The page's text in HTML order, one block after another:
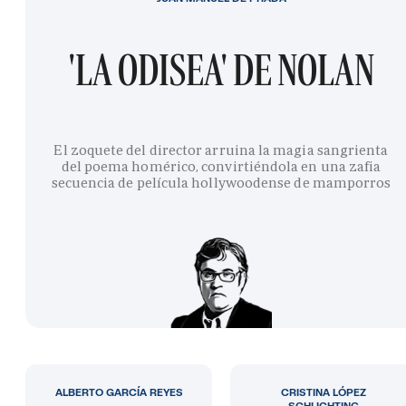
'LA ODISEA' DE NOLAN
El zoquete del director arruina la magia sangrienta
del poema homérico, convirtiéndola en una zafia
secuencia de película hollywoodense de mamporros
ALBERTO GARCÍA REYES
CRISTINA LÓPEZ